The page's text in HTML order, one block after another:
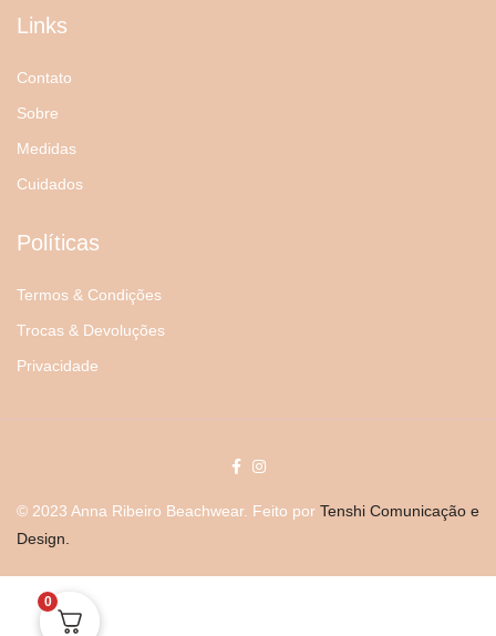
Links
Contato
Sobre
Medidas
Cuidados
Políticas
Termos & Condições
Trocas & Devoluções
Privacidade
© 2023 Anna Ribeiro Beachwear. Feito por Tenshi Comunicação e
Design.
0